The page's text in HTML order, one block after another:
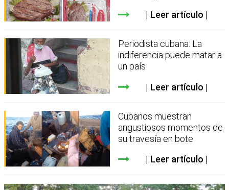
Leer artículo
Periodista cubana: La
indiferencia puede matar a
un país
Leer artículo
Cubanos muestran
angustiosos momentos de
su travesía en bote
Leer artículo